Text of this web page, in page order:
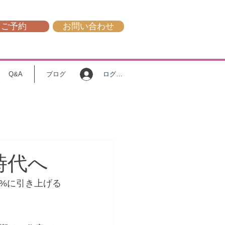
ご予約 お問い合わせ
Q&A ブログ ログイン
代へ
に引き上げる